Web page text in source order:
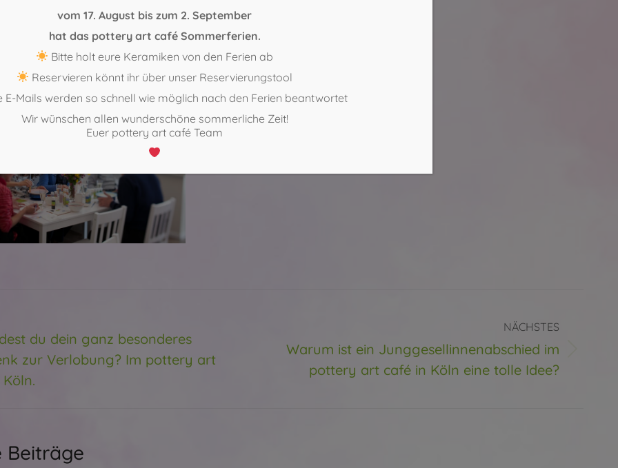
– 271 75 69
du dein ganz besonderes
zur Verlobung? Im pottery art
NÄCHSTES
Nächster
Beitrag:
Warum ist ein Junggesellinnenabschied im
pottery art café in Köln eine tolle Idee?
Beiträge
vom 17. August bis zum 2. September
hat das pottery art café Sommerferien.
Bitte holt eure Keramiken von den Ferien ab
Reservieren könnt ihr über unser Reservierungstool
E-Mails werden so schnell wie möglich nach den Ferien beantwortet
Wir wünschen allen wunderschöne sommerliche Zeit!
Euer pottery art café Team